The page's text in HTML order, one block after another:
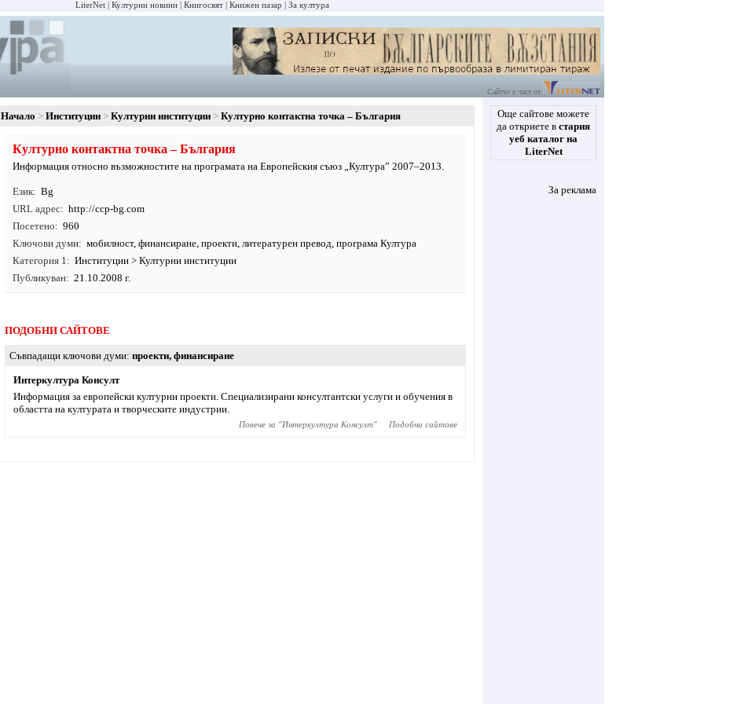
LiterNet Културни новини Книгосвят Книжен пазар За култура
Сайтът е част от
Начало Институции Културни институции Културно контактна точка – България
Културно контактна точка – България
Информация относно възможностите на програмата на Европейския съюз „Култура” 2007–2013.
Език
Bg
URL адрес
http://ccp-bg.com
Посетено
960
Ключови думи
мобилност, финансиране, проекти, литературен превод, програма Култура
Категория 1
Институции > Културни институции
Публикуван
21.10.2008 г.
ПОДОБНИ САЙТОВЕ
Съвпадащи ключови думи проекти, финансиране
Интеркултура Консулт
Информация за европейски културни проекти. Специализирани консултантски услуги и обучения в
областта на културата и творческите индустрии.
Повече за "Интеркултура Консулт" Подобни сайтове
Още сайтове можете
да откриете в стария
уеб каталог на
LiterNet
За реклама